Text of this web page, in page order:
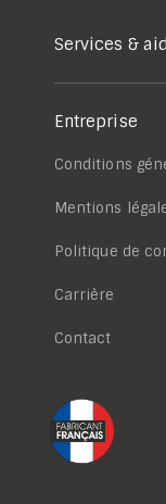
Services &
Entreprise
Conditions
Mentions
Politique de
Carrière
Contact